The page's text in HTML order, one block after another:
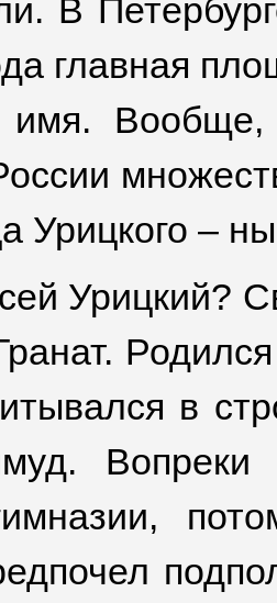
В
главная
имя. Вообще,
Урицкого –
Урицкий?
в